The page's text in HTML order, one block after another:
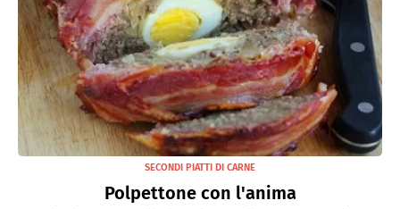
SECONDI PIATTI DI CARNE
Polpettone con l'anima